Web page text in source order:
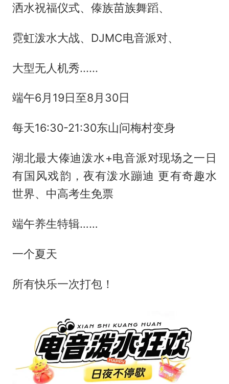
洒水祝福仪式、傣族苗族舞蹈、
霓虹泼水大战、DJMC电音派对、
大型无人机秀......
端午6月19日至8月30日
每天16:30-21:30东山问梅村变身
湖北最大傣迪泼水+电音派对现场之一日
有国风戏韵，夜有泼水蹦迪 更有奇趣水
世界、中高考生免票
端午养生特辑……
一个夏天
所有快乐一次打包！